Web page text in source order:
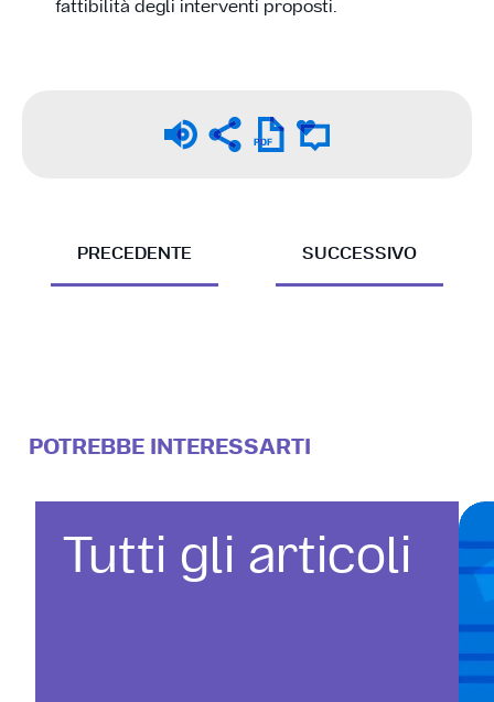
fattibilità degli interventi proposti.
PRECEDENTE SUCCESSIVO
POTREBBE INTERESSARTI
Tutti gli articoli